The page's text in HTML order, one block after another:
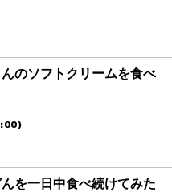
のソフトクリームを食べ
を一日中食べ続けてみた